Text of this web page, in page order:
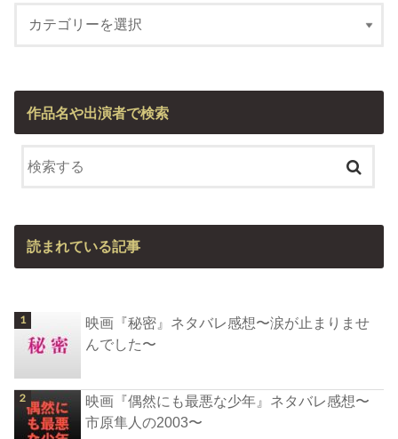
作品名や出演者で検索
読まれている記事
映画『秘密』ネタバレ感想〜涙が止まりませ
んでした〜
映画『偶然にも最悪な少年』ネタバレ感想〜
市原隼人の2003〜